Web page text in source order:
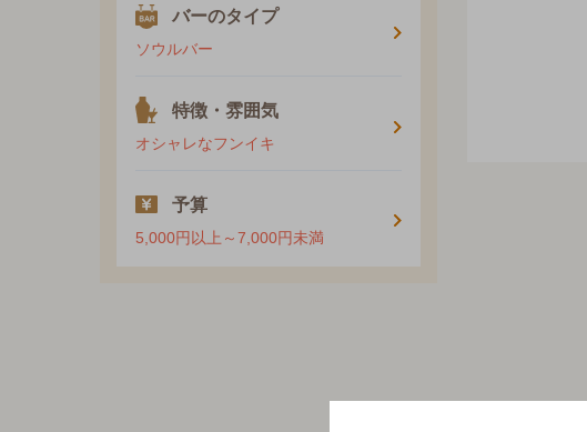
バーのタイプ
ソウルバー
特徴・雰囲気
オシャレなフンイキ
予算
5,000円以上～7,000円未満